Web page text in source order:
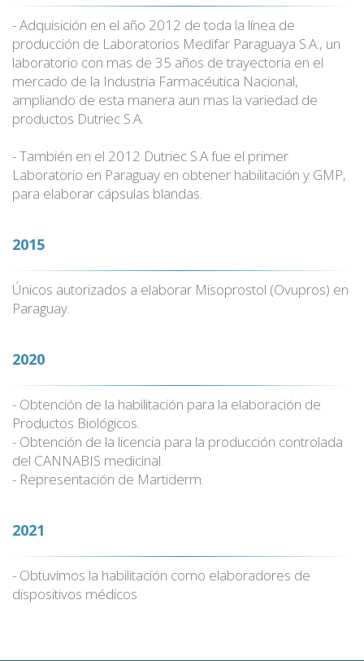
- Adquisición en el año 2012 de toda la línea de
producción de Laboratorios Medifar Paraguaya S.A., un
laboratorio con mas de 35 años de trayectoria en el
mercado de la Industria Farmacéutica Nacional,
ampliando de esta manera aun mas la variedad de
productos Dutriec S.A.
- También en el 2012 Dutriec S.A fue el primer
Laboratorio en Paraguay en obtener habilitación y GMP,
para elaborar cápsulas blandas.
2015
Únicos autorizados a elaborar Misoprostol (Ovupros) en
Paraguay.
2020
- Obtención de la habilitación para la elaboración de
Productos Biológicos.
- Obtención de la licencia para la producción controlada
del CANNABIS medicinal.
- Representación de Martiderm.
2021
- Obtuvimos la habilitación como elaboradores de
dispositivos médicos